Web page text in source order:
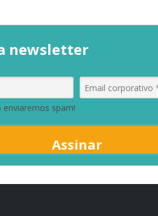
newsletter
enviaremos spam!
Assinar